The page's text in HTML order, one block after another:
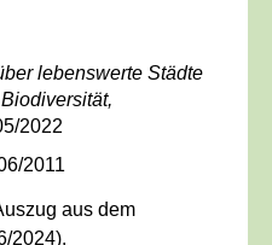
lebenswerte Städte
2022
2011
aus dem
2024).